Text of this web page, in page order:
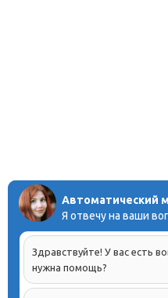
Автоматический
Я отвечу на ваши
Здравствуйте! У вас есть
нужна помощь?